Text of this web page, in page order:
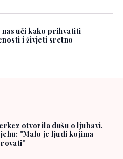
nas uči kako prihvatiti
i živjeti sretno
otvorila dušu o ljubavi,
"Malo je ljudi kojima